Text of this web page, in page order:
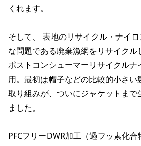
くれます。
そして、 表地のリサイクル・ナイ
な問題である廃棄漁網をリサイクル
ポストコンシューマーリサイクル
用。最初は帽子などの比較的小さい
取り組みが、ついにジャケットまで
ました。
PFCフリーDWR加工（過フッ素化